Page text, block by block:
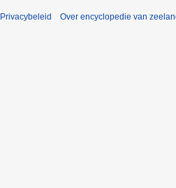
Privacybeleid Over encyclopedie van